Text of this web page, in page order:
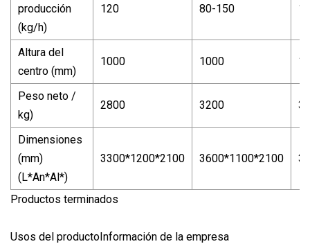
producción
(kg/h)
120 80-150
Altura del
centro (mm)
1000 1000
Peso neto /
kg)
2800 3200
Dimensiones
(mm)
(L*An*Al*)
3300*1200*2100 3600*1100*2100
Productos terminados
Usos del productoInformación de la empresa